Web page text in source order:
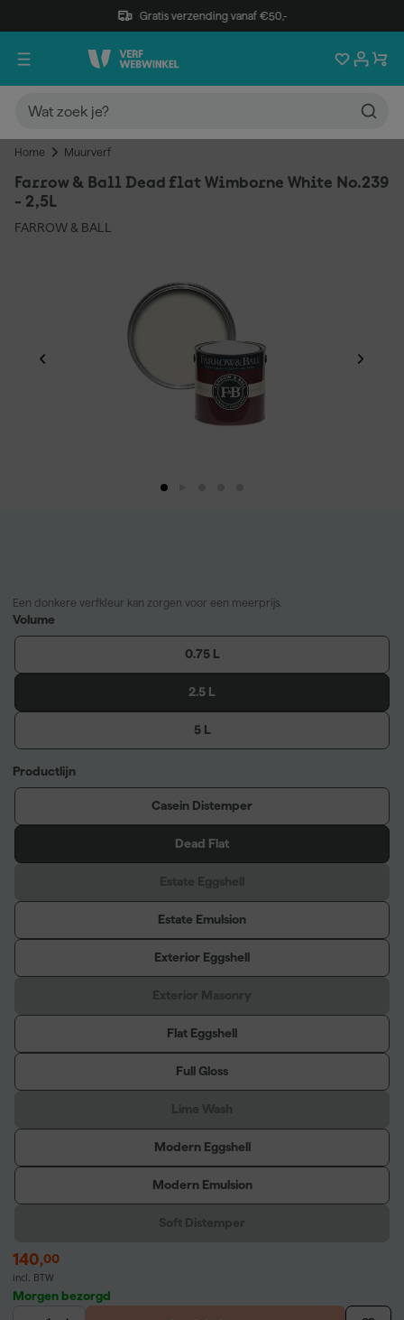
Gratis verzending vanaf €50,-
Home Muurverf
Farrow & Ball Dead flat Wimborne White No.239
- 2,5L
FARROW & BALL
Een donkere verfkleur kan zorgen voor een meerprijs.
Volume
0.75 L
2.5 L
5 L
Productlijn
Casein Distemper
Dead Flat
Estate Emulsion
Exterior Eggshell
Flat Eggshell
Full Gloss
Modern Eggshell
Modern Emulsion
140,00
incl. BTW
Morgen bezorgd